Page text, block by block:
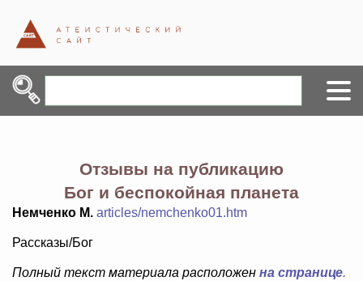
Отзывы на публикацию
Бог и беспокойная планета
Немченко М. articles/nemchenko01.htm
Рассказы/Бог
Полный текст материала расположен на странице.